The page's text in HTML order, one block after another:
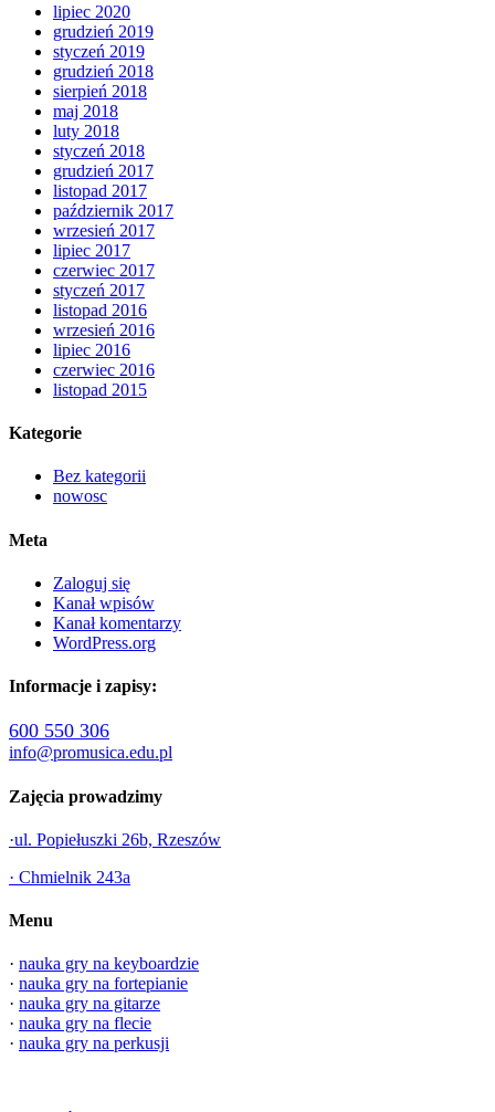
lipiec 2020
grudzień 2019
styczeń 2019
grudzień 2018
sierpień 2018
maj 2018
luty 2018
styczeń 2018
grudzień 2017
listopad 2017
październik 2017
wrzesień 2017
lipiec 2017
czerwiec 2017
styczeń 2017
listopad 2016
wrzesień 2016
lipiec 2016
czerwiec 2016
listopad 2015
Kategorie
Bez kategorii
nowosc
Meta
Zaloguj się
Kanał wpisów
Kanał komentarzy
WordPress.org
Informacje i zapisy:
600 550 306
info@promusica.edu.pl
Zajęcia prowadzimy
·ul. Popiełuszki 26b, Rzeszów
· Chmielnik 243a
Menu
· nauka gry na keyboardzie
· nauka gry na fortepianie
· nauka gry na gitarze
· nauka gry na flecie
· nauka gry na perkusji